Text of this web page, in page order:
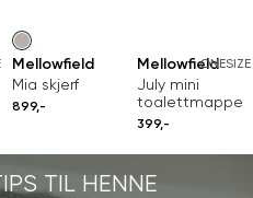
Mellowfield
Mia skjerf
899,-
MellowfieldONESIZE
July mini
toalettmappe
399,-
TIL HENNE